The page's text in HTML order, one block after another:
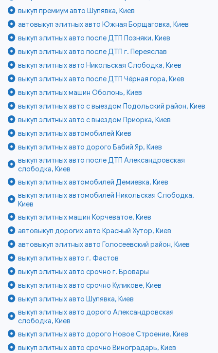
выкуп премиум авто Шулявка, Киев
автовыкуп элитных авто Южная Борщаговка, Киев
выкуп элитных авто после ДТП Позняки, Киев
выкуп элитных авто после ДТП г. Переяслав
выкуп элитных авто Никольская Слободка, Киев
выкуп элитных авто после ДТП Чёрная гора, Киев
выкуп элитных машин Оболонь, Киев
выкуп элитных авто с выездом Подольский район, Киев
выкуп элитных авто с выездом Приорка, Киев
выкуп элитных автомобилей Киев
выкуп элитных авто дорого Бабий Яр, Киев
выкуп элитных авто после ДТП Александровская
слободка, Киев
выкуп элитных автомобилей Демиевка, Киев
выкуп элитных автомобилей Никольская Слободка,
Киев
выкуп элитных машин Корчеватое, Киев
автовыкуп дорогих авто Красный Хутор, Киев
автовыкуп элитных авто Голосеевский район, Киев
выкуп элитных авто г. Фастов
выкуп элитных авто срочно г. Бровары
выкуп элитных авто срочно Куликове, Киев
выкуп элитных авто Шулявка, Киев
выкуп элитных авто дорого Александровская
слободка, Киев
выкуп элитных авто дорого Новое Строение, Киев
выкуп элитных авто срочно Виноградарь, Киев